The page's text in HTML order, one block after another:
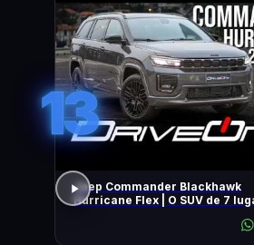
13
Jeep Commander Blackhawk
Hurricane Flex | O SUV de 7